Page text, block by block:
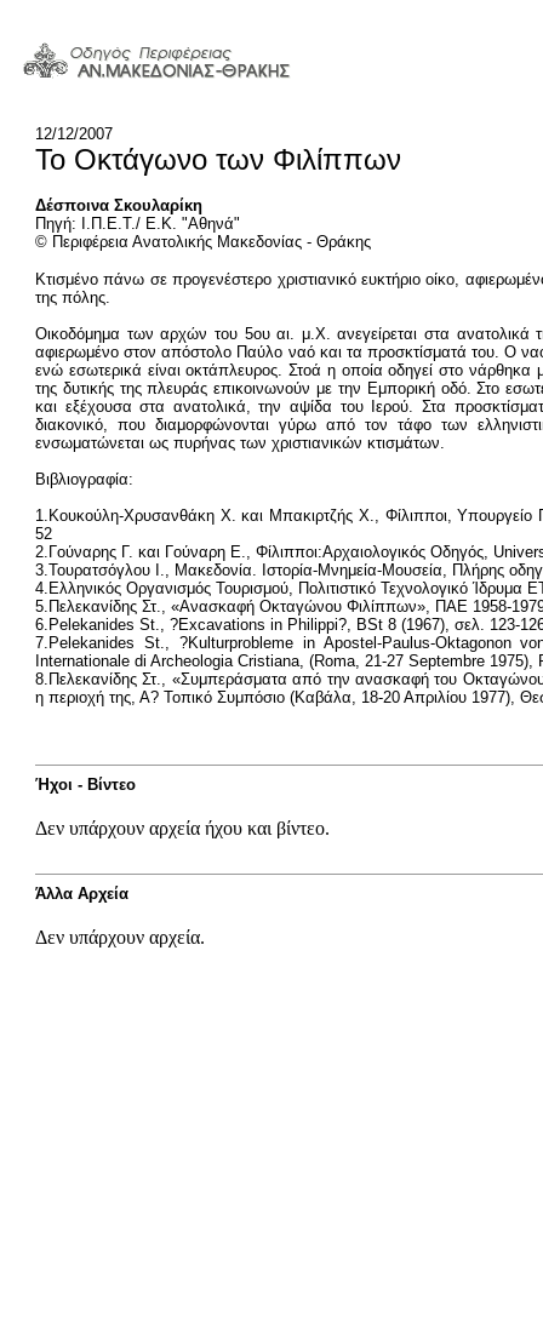
12/12/2007
Το Οκτάγωνο των Φιλίππων
Δέσποινα Σκουλαρίκη
Πηγή: Ι.Π.Ε.Τ./ Ε.Κ. "Αθηνά"
© Περιφέρεια Ανατολικής Μακεδονίας - Θράκης
Κτισμένο πάνω σε προγενέστερο χριστιανικό ευκτήριο οίκο,
της πόλης.
Οικοδόμημα των αρχών του 5ου αι. μ.Χ. ανεγείρεται στα
αφιερωμένο στον απόστολο Παύλο ναό και τα προσκτίσματά του. Ο
ενώ εσωτερικά είναι οκτάπλευρος. Στοά η οποία οδηγεί στο
της δυτικής της πλευράς επικοινωνούν με την Εμπορική οδό. Στο
και εξέχουσα στα ανατολικά, την αψίδα του Ιερού. Στα
διακονικό, που διαμορφώνονται γύρω από τον τάφο των
ενσωματώνεται ως πυρήνας των χριστιανικών κτισμάτων.
Βιβλιογραφία:
1.Κουκούλη-Χρυσανθάκη Χ. και Μπακιρτζής Χ., Φίλιπποι,
52
2.Γούναρης Γ. και Γούναρη Ε., Φίλιπποι:Αρχαιολογικός Οδηγός,
3.Τουρατσόγλου Ι., Μακεδονία. Ιστορία-Μνημεία-Μουσεία, Πλήρης
4.Ελληνικός Οργανισμός Τουρισμού, Πολιτιστικό Τεχνολογικό
5.Πελεκανίδης Στ., «Ανασκαφή Οκταγώνου Φιλίππων», ΠΑΕ 1958-
6.Pelekanides St., ?Excavations in Philippi?, BSt 8 (1967), σελ. 123-
7.Pelekanides St., ?Kulturprobleme in Apostel-Paulus-Oktagonon
Internationale di Archeologia Cristiana, (Roma, 21-27 Septembre
8.Πελεκανίδης Στ., «Συμπεράσματα από την ανασκαφή του
η περιοχή της, Α? Τοπικό Συμπόσιο (Καβάλα, 18-20 Απριλίου 1977),
Ήχοι - Βίντεο
Δεν υπάρχουν αρχεία ήχου και βίντεο.
Άλλα Αρχεία
Δεν υπάρχουν αρχεία.